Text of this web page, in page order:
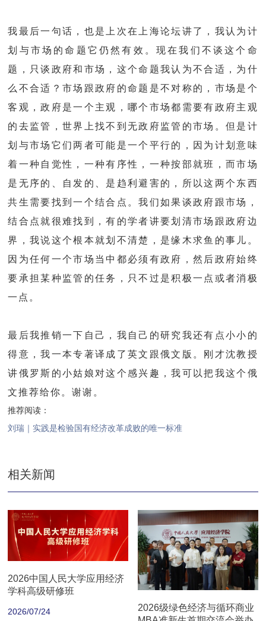
我最后一句话，也是上次在上海论坛讲了，我认为计
划与市场的命题它仍然有效。现在我们不谈这个命
题，只谈政府和市场，这个命题我认为不合适，为什
么不合适？市场跟政府的命题是不对称的，市场是个
客观，政府是一个主观，哪个市场都需要有政府主观
的去监管，世界上找不到无政府监管的市场。但是计
划与市场它们两者可能是一个平行的，因为计划意味
着一种自觉性，一种有序性，一种按部就班，而市场
是无序的、自发的、是趋利避害的，所以这两个东西
共生需要找到一个结合点。我们如果谈政府跟市场，
结合点就很难找到，有的学者讲要划清市场跟政府边
界，我说这个根本就划不清楚，是缘木求鱼的事儿。
因为任何一个市场当中都必须有政府，然后政府始终
要承担某种监管的任务，只不过是积极一点或者消极
一点。
最后我推销一下自己，我自己的研究我还有点小小的
得意，我一本专著译成了英文跟俄文版。刚才沈教授
讲俄罗斯的小姑娘对这个感兴趣，我可以把我这个俄
文推荐给你。谢谢。
推荐阅读：
刘瑞｜实践是检验国有经济改革成败的唯一标准
相关新闻
2026中国人民大学应用经济
学科高级研修班
2026/07/24
2026级绿色经济与循环商业